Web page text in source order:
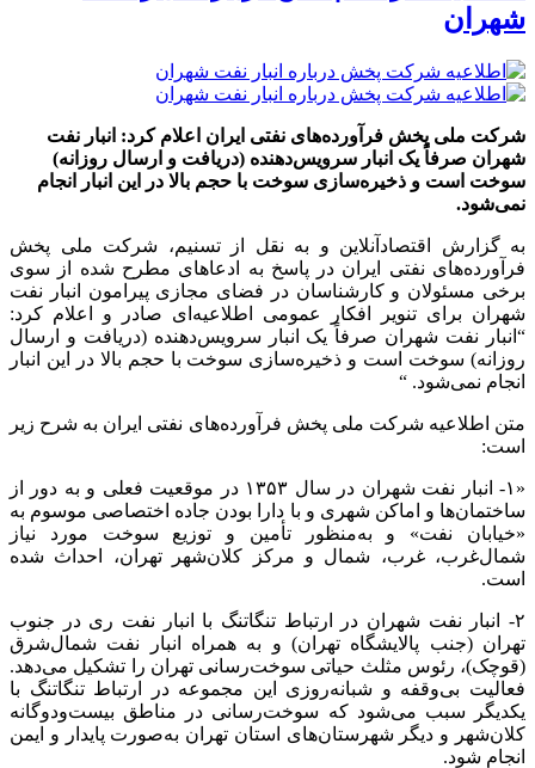
شهران
شرکت ملی پخش فرآورده‌های نفتی ایران اعلام کرد: انبار نفت
شهران صرفاً یک انبار سرویس‌دهنده (دریافت و ارسال روزانه)
سوخت است و ذخیره‌سازی سوخت با حجم بالا در این انبار انجام
نمی‌شود.
به گزارش اقتصادآنلاین و به نقل از تسنیم، شرکت ملی پخش
فرآورده‌های نفتی ایران در پاسخ به ادعا‌های مطرح شده از سوی
برخی مسئولان و کارشناسان در فضای مجازی پیرامون انبار نفت
شهران برای تنویر افکار عمومی اطلاعیه‌ای صادر و اعلام کرد:
“انبار نفت شهران صرفاً یک انبار سرویس‌دهنده (دریافت و ارسال
روزانه) سوخت است و ذخیره‌سازی سوخت با حجم بالا در این انبار
انجام نمی‌شود. “
متن اطلاعیه شرکت ملی پخش فرآورده‌های نفتی ایران به شرح زیر
است:
«۱- انبار نفت شهران در سال ۱۳۵۳ در موقعیت فعلی و به دور از
ساختمان‌ها و اماکن شهری و با دارا بودن جاده اختصاصی موسوم به
«خیابان نفت» و به‌منظور تأمین و توزیع سوخت مورد نیاز
شمال‌غرب، غرب، شمال و مرکز کلان‌شهر تهران، احداث شده
است.
۲- انبار نفت شهران در ارتباط تنگاتنگ با انبار نفت ری در جنوب
تهران (جنب پالایشگاه تهران) و به همراه انبار نفت شمال‌شرق
(قوچک)، رئوس مثلث حیاتی سوخت‌رسانی تهران را تشکیل می‌دهد.
فعالیت بی‌وقفه و شبانه‌روزی این مجموعه در ارتباط تنگاتنگ با
یکدیگر سبب می‌شود که سوخت‌رسانی در مناطق بیست‌ودوگانه
کلان‌شهر و دیگر شهرستان‌های استان تهران به‌صورت پایدار و ایمن
انجام شود.